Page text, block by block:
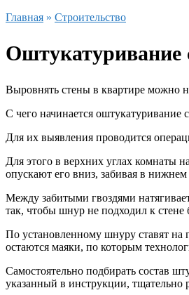
Главная » Строительство
Оштукатуривание
Выровнять стены в квартире можно
С чего начинается оштукатуривание
Для их выявления проводится
Для этого в верхних углах комнаты
опускают его вниз, забивая в
Между забитыми гвоздями
так, чтобы шнур не подходил к
По установленному шнуру ставят
остаются маяки, по которым
Самостоятельно подбирать состав
указанный в инструкции,